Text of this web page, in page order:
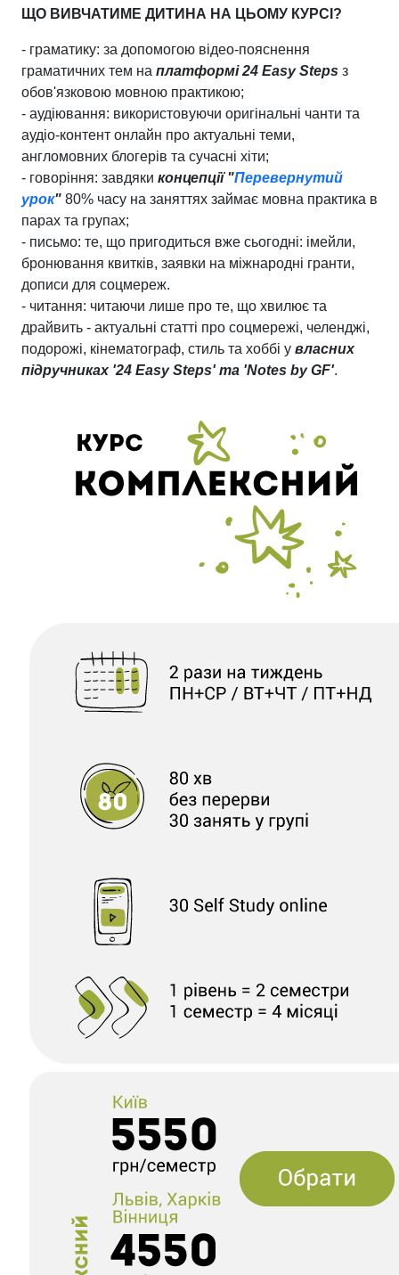
ЩО ВИВЧАТИМЕ ДИТИНА НА ЦЬОМУ КУРСІ?
- граматику: за допомогою відео-пояснення
граматичних тем на платформі 24 Easy Steps з
обов'язковою мовною практикою;
- аудіювання: використовуючи оригінальні чанти та
аудіо-контент онлайн про актуальні теми,
англомовних блогерів та сучасні хіти;
- говоріння: завдяки концепції "Перевернутий
урок" 80% часу на заняттях займає мовна практика в
парах та групах;
- письмо: те, що пригодиться вже сьогодні: імейли,
бронювання квитків, заявки на міжнародні гранти,
дописи для соцмереж.
- читання: читаючи лише про те, що хвилює та
драйвить - актуальні статті про соцмережі, челенджі,
подорожі, кінематограф, стиль та хоббі у власних
підручниках '24 Easy Steps' та 'Notes by GF'.